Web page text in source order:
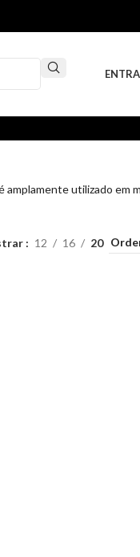
utilizado em
12 16 20